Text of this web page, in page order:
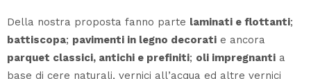
Della nostra proposta fanno parte laminati e flottanti;
battiscopa; pavimenti in legno decorati e ancora
parquet classici, antichi e prefiniti; oli impregnanti a
base di cere naturali, vernici all’acqua ed altre vernici